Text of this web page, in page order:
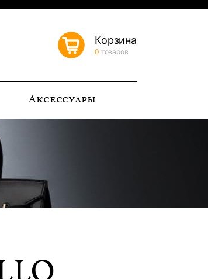
Корзина
0 товаров
Аксессуары